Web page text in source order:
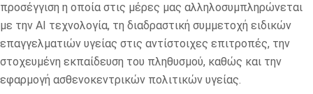
προσέγγιση η οποία στις μέρες μας αλληλοσυμπληρώνεται
με την ΑΙ τεχνολογία, τη διαδραστική συμμετοχή ειδικών
επαγγελματιών υγείας στις αντίστοιχες επιτροπές, την
στοχευμένη εκπαίδευση του πληθυσμού, καθώς και την
εφαρμογή ασθενοκεντρικών πολιτικών υγείας.